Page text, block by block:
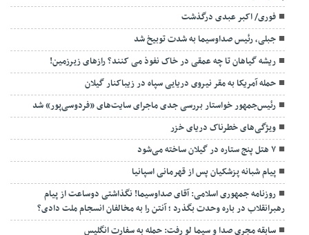
فوری/ اکبر عبدی درگذشت
جبلی، رئیس صداوسیما به شدت توبیخ شد
ریشه گیاهان تا چه عمقی در خاک نفوذ می کنند؟ رازهای زیرزمین!
حمله آمریکا به مقر نیروی دریایی سپاه در زیباکنار گیلان
رئیس‌جمهور خواستار بررسی جدی ماجرای سایت‌های «فردوسی‌پور» شد
ویژگی‌های خطرناک دریای خزر
۷ هتل پنج ستاره در گیلان ساخته می‌شود
پیام شبانه پزشکیان پس از قهرمانی اسپانیا
روزنامه جمهوری اسلامی: آقای صداوسیما! نگذاشتی دوساعت از پیام
رهبرانقلاب در باره وحدت بگذرد ؛ آنتن را به مخالفان انسجام ملت دادی؟
سابقه مجری صدا و سیما لو رفت: حمله به سفارت انگلیس